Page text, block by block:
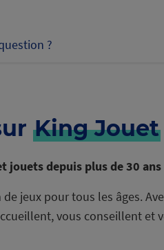
?
King Jouet
jouets depuis plus de 30 ans
jeux pour tous les âges.
vous conseillent et